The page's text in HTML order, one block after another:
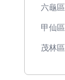
六龜區
甲仙區
茂林區